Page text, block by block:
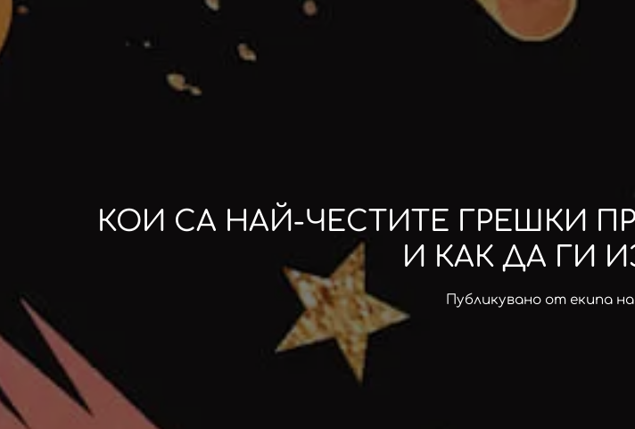
КОИ СА НАЙ-ЧЕСТИТЕ ГРЕШКИ
И КАК ДА ГИ
Публикувано от екипа на